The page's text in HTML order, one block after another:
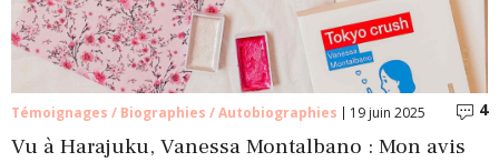
Témoignages / Biographies / Autobiographies 19 juin 2025 4
Vu à Harajuku, Vanessa Montalbano : Mon avis